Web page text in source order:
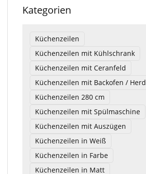
Kategorien
Küchenzeilen
Küchenzeilen mit Kühlschrank
Küchenzeilen mit Ceranfeld
Küchenzeilen mit Backofen / Herd
Küchenzeilen 280 cm
Küchenzeilen mit Spülmaschine
Küchenzeilen mit Auszügen
Küchenzeilen in Weiß
Küchenzeilen in Farbe
Küchenzeilen in Matt